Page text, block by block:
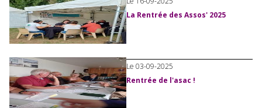
La Rentrée des Assos' 2025
Le 03-09-2025
Rentrée de l'asac !